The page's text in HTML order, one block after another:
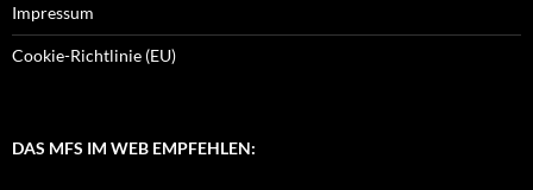
Impressum
Cookie-Richtlinie (EU)
DAS MFS IM WEB EMPFEHLEN: